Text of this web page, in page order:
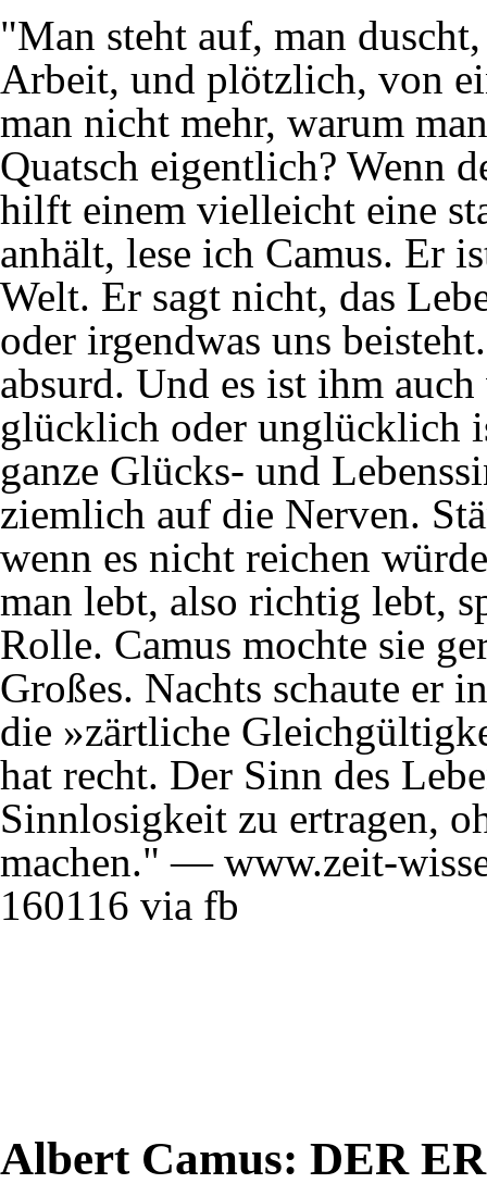
"Man steht auf, man
Arbeit, und plötzlich, von
man nicht mehr, warum
Quatsch eigentlich? Wenn
hilft einem vielleicht eine
anhält, lese ich Camus. Er
Welt. Er sagt nicht, das
oder irgendwas uns
absurd. Und es ist ihm
glücklich oder unglücklich
ganze Glücks- und
ziemlich auf die Nerven.
wenn es nicht reichen
man lebt, also richtig lebt,
Rolle. Camus mochte sie
Großes. Nachts schaute er
die »zärtliche
hat recht. Der Sinn des
Sinnlosigkeit zu ertragen,
machen." — www.zeit-
160116 via fb
Albert Camus: DER